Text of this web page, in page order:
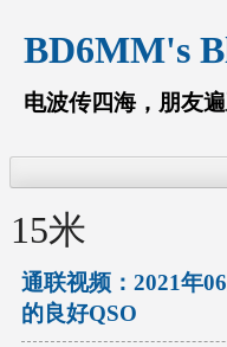
BD6MM's
电波传四海，朋友遍
15米
通联视频：2021年
的良好QSO